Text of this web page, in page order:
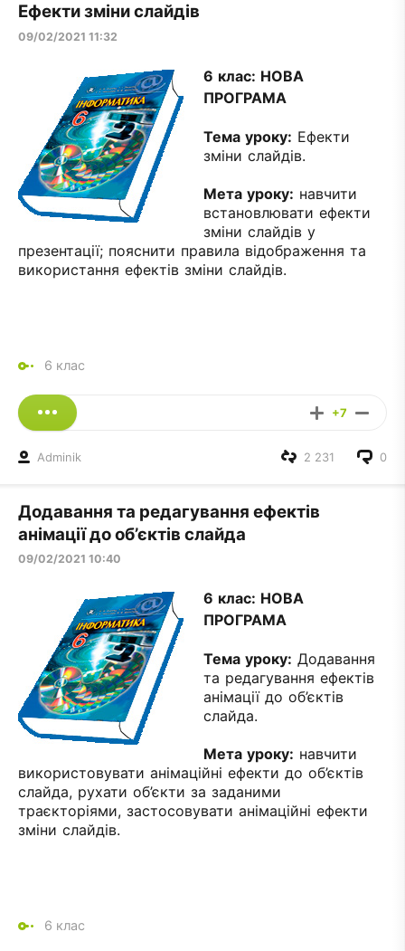
Ефекти зміни слайдів
09/02/2021 11:32
6 клас: НОВА
ПРОГРАМА
Тема уроку: Ефекти
зміни слайдів.
Мета уроку: навчити
встановлювати ефекти
зміни слайдів у
презентації; пояснити правила відображення та
використання ефектів зміни слайдів.
6 клас
+7
Adminik 0
2 231
Додавання та редагування ефектів
анімації до об’єктів слайда
09/02/2021 10:40
6 клас: НОВА
ПРОГРАМА
Тема уроку: Додавання
та редагування ефектів
анімації до об’єктів
слайда.
Мета уроку: навчити
використовувати анімаційні ефекти до об’єктів
слайда, рухати об’єкти за заданими
траєкторіями, застосовувати анімаційні ефекти
зміни слайдів.
6 клас